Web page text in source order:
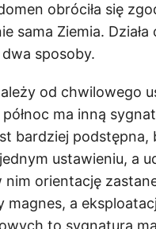
obróciła się
sama Ziemia. Działa
sposoby.
od chwilowego
ma inną
bardziej podstępna,
ustawieniu, a
nim orientację
a